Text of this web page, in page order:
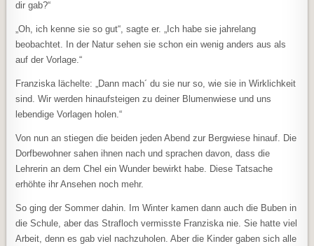
dir gab?“
„Oh, ich kenne sie so gut“, sagte er. „Ich habe sie jahrelang
beobachtet. In der Natur sehen sie schon ein wenig anders aus als
auf der Vorlage.“
Franziska lächelte: „Dann mach´ du sie nur so, wie sie in Wirklichkeit
sind. Wir werden hinaufsteigen zu deiner Blumenwiese und uns
lebendige Vorlagen holen.“
Von nun an stiegen die beiden jeden Abend zur Bergwiese hinauf. Die
Dorfbewohner sahen ihnen nach und sprachen davon, dass die
Lehrerin an dem Chel ein Wunder bewirkt habe. Diese Tatsache
erhöhte ihr Ansehen noch mehr.
So ging der Sommer dahin. Im Winter kamen dann auch die Buben in
die Schule, aber das Strafloch vermisste Franziska nie. Sie hatte viel
Arbeit, denn es gab viel nachzuholen. Aber die Kinder gaben sich alle